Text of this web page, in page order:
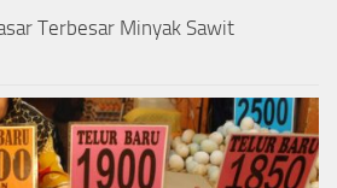
Terbesar Minyak Sawit